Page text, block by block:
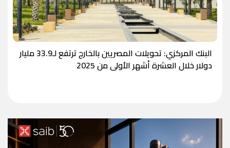
البنك المركزي: تحويلات المصريين بالخارج ترتفع لـ33.9 مليار
دولار خلال العشرة أشهر الأولى من 2025